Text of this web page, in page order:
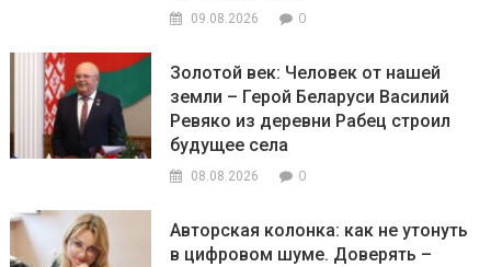
09.08.2026 0
Золотой век: Человек от нашей
земли – Герой Беларуси Василий
Ревяко из деревни Рабец строил
будущее села
08.08.2026 0
Авторская колонка: как не утонуть
в цифровом шуме. Доверять –